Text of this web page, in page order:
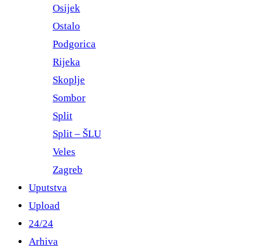
Osijek
Ostalo
Podgorica
Rijeka
Skoplje
Sombor
Split
Split – ŠLU
Veles
Zagreb
Uputstva
Upload
24/24
Arhiva